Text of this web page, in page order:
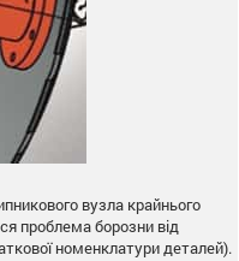
вузла крайнього
проблема борозни від
номенклатури деталей).